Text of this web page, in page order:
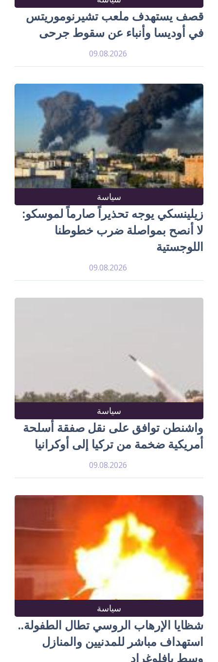
قصف يستهدف ملعب تشيرنوموريتس
في أوديسا وأنباء عن سقوط جرحى
09.08.2026
سياسة
زيلينسكي يوجه تحذيراً صارماً لموسكو:
لا أنصح بمواصلة ضرب خطوطنا
اللوجستية
09.08.2026
سياسة
واشنطن توافق على نقل صفقة أسلحة
أمريكية ضخمة من تركيا إلى أوكرانيا
09.08.2026
سياسة
شظايا الإرهاب الروسي تطال الطفولة..
استهداف مباشر للمدنيين والمنازل
وسط بافلوغراد